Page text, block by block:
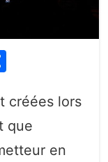
créées lors
que
en